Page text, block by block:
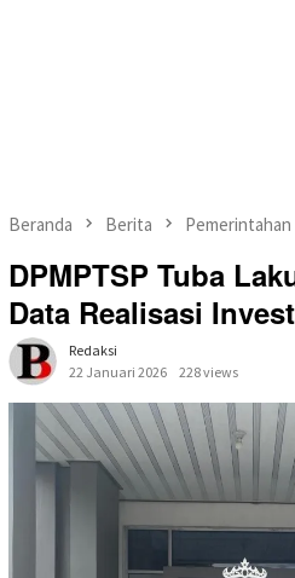
Beranda Berita Pemerintahan
DPMPTSP Tuba
Data Realisasi
Redaksi
22 Januari 2026
228 views